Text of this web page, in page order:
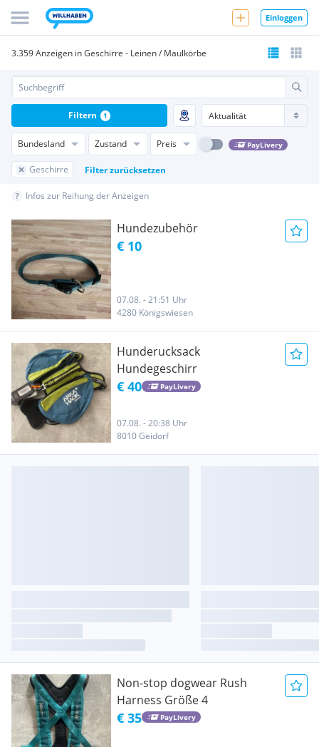
Einloggen
3.359 Anzeigen in Geschirre - Leinen / Maulkörbe
Bundesland Zustand Preis PayLivery
Geschirre Filter zurücksetzen
Filtern 1
Infos zur Reihung der Anzeigen
Hundezubehör
€ 10
07.08. - 21:51 Uhr
4280 Königswiesen
Hunderucksack
Hundegeschirr
€ 40 PayLivery
07.08. - 20:38 Uhr
8010 Geidorf
Non-stop dogwear Rush
Harness Größe 4
€ 35 PayLivery